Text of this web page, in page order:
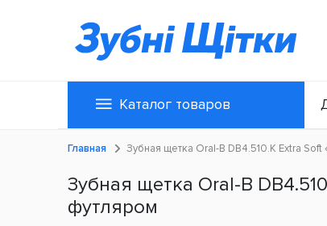
Каталог товаров
Главная Зубная щетка Oral-B DB4.510.К Extra Soft
Зубная щетка Oral-B
футляром